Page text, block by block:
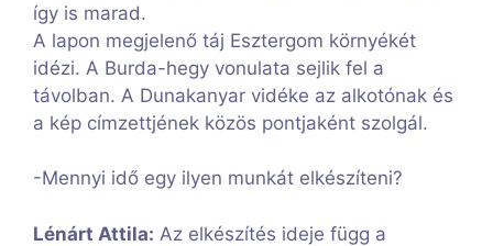
így is marad.
A lapon megjelenő táj Esztergom környékét
idézi. A Burda-hegy vonulata sejlik fel a
távolban. A Dunakanyar vidéke az alkotónak és
a kép címzettjének közös pontjaként szolgál.
-Mennyi idő egy ilyen munkát elkészíteni?
Lénárt Attila: Az elkészítés ideje függ a